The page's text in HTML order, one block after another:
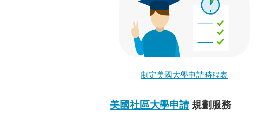
制定美國大學申請時程表
美國社區大學申請規劃服務